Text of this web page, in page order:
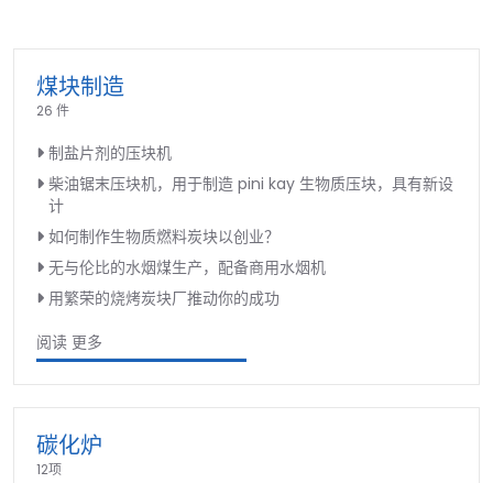
煤块制造
26 件
制盐片剂的压块机
柴油锯末压块机，用于制造 pini kay 生物质压块，具有新设
计
如何制作生物质燃料炭块以创业？
无与伦比的水烟煤生产，配备商用水烟机
用繁荣的烧烤炭块厂推动你的成功
阅读 更多
碳化炉
12项